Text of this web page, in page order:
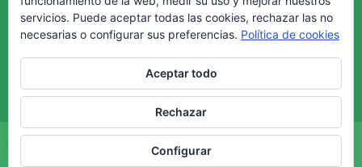
Copyright © - Web creada por
Diseño Web Granada.
servicios. Puede aceptar todas las cookies, rechazar las no
necesarias o configurar sus preferencias. Política de cookies
Aceptar todo
Rechazar
Configurar